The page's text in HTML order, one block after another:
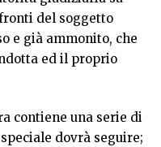
del soggetto
e già ammonito, che
ed il proprio
contiene una serie di
dovrà seguire;